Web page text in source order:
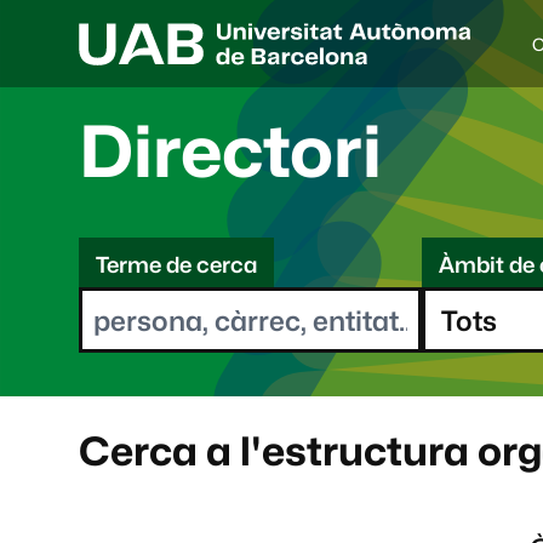
I
d
i
a
e
l
e
o
t
Directori
C
eTerme de cerca Àmbit de
Cerca a l'estructura